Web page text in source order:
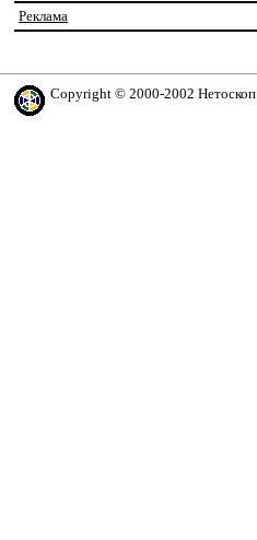
Реклама
Copyright © 2000-2002 Нетоскоп